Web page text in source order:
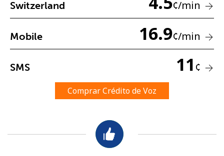
No se ha creado una contraseña
Una letra mayúscula y una minúscula
Un número
Mantente en contacto para recibir nuestras mejores
Switzerland ¢/min
Mobile 16.9¢/min
SMS 11 ¢
Comprar Crédito de Voz